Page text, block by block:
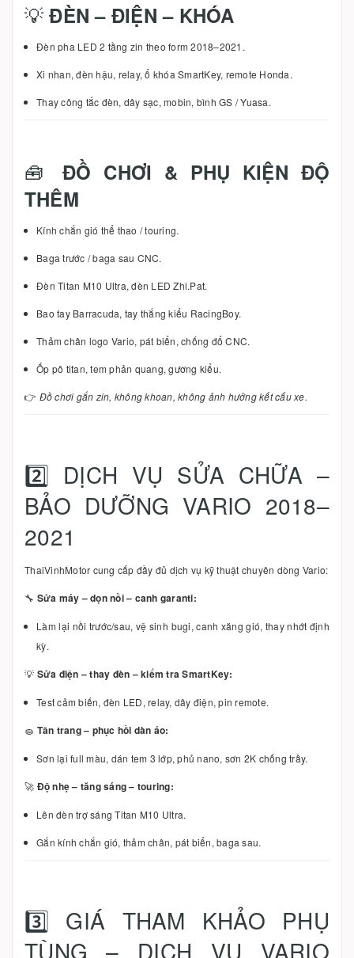
💡ĐÈN – ĐIỆN – KHÓA
Đèn pha LED 2 tầng zin theo form 2018–2021.
Xi nhan, đèn hậu, relay, ổ khóa SmartKey, remote Honda.
Thay công tắc đèn, dây sạc, mobin, bình GS / Yuasa.
🧰ĐỒ CHƠI & PHỤ KIỆN ĐỘ
THÊM
Kính chắn gió thể thao / touring.
Baga trước / baga sau CNC.
Đèn Titan M10 Ultra, đèn LED Zhi.Pat.
Bao tay Barracuda, tay thắng kiểu RacingBoy.
Thảm chân logo Vario, pát biển, chống đổ CNC.
Ốp pô titan, tem phản quang, gương kiểu.
👉 Đồ chơi gắn zin, không khoan, không ảnh hưởng kết cấu xe.
2️⃣ DỊCH VỤ SỬA CHỮA –
BẢO DƯỠNG VARIO 2018–
2021
ThaiVinhMotor cung cấp đầy đủ dịch vụ kỹ thuật chuyên dòng Vario:
🔧 Sửa máy – dọn nồi – canh garanti:
Làm lại nồi trước/sau, vệ sinh bugi, canh xăng gió, thay nhớt định
kỳ.
💡 Sửa điện – thay đèn – kiểm tra SmartKey:
Test cảm biến, đèn LED, relay, dây điện, pin remote.
🧽 Tân trang – phục hồi dàn áo:
Sơn lại full màu, dán tem 3 lớp, phủ nano, sơn 2K chống trầy.
🚀 Độ nhẹ – tăng sáng – touring:
Lên đèn trợ sáng Titan M10 Ultra.
Gắn kính chắn gió, thảm chân, pát biển, baga sau.
3️⃣ GIÁ THAM KHẢO PHỤ
TÙNG – DỊCH VỤ VARIO